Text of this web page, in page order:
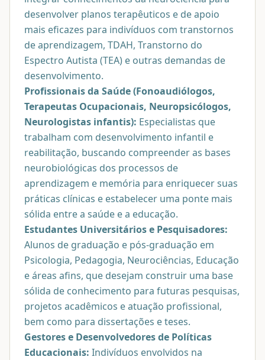
desenvolver planos terapêuticos e de apoio
mais eficazes para indivíduos com transtornos
de aprendizagem, TDAH, Transtorno do
Espectro Autista (TEA) e outras demandas de
desenvolvimento.
Profissionais da Saúde (Fonoaudiólogos,
Terapeutas Ocupacionais, Neuropsicólogos,
Neurologistas infantis): Especialistas que
trabalham com desenvolvimento infantil e
reabilitação, buscando compreender as bases
neurobiológicas dos processos de
aprendizagem e memória para enriquecer suas
práticas clínicas e estabelecer uma ponte mais
sólida entre a saúde e a educação.
Estudantes Universitários e Pesquisadores:
Alunos de graduação e pós-graduação em
Psicologia, Pedagogia, Neurociências, Educação
e áreas afins, que desejam construir uma base
sólida de conhecimento para futuras pesquisas,
projetos acadêmicos e atuação profissional,
bem como para dissertações e teses.
Gestores e Desenvolvedores de Políticas
Educacionais: Indivíduos envolvidos na